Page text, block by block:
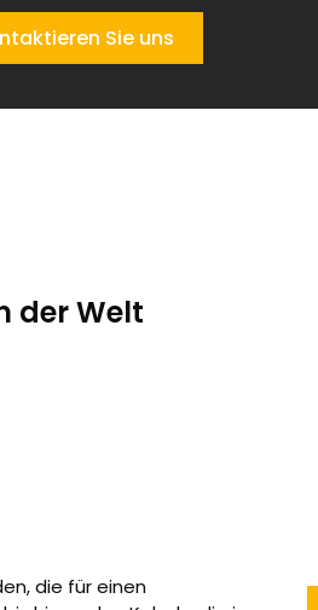
Sie uns
der Welt
die für einen